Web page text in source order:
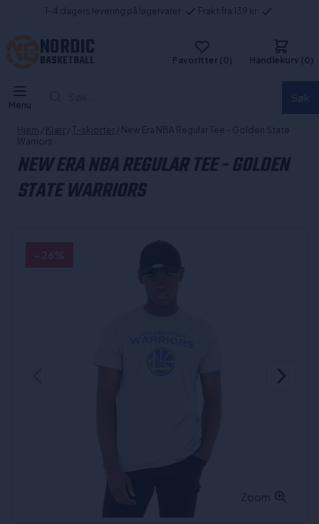
1-4 dagers levering på lagervarer Frakt fra 139 kr
NORDIC
BASKETBALL Favoritter (0) Handlekurv (0)
Menu
Hjem / Klær / T-skjorter / New Era NBA Regular Tee - Golden State
Warriors
NEW ERA NBA REGULAR TEE - GOLDEN
STATE WARRIORS
Zoom